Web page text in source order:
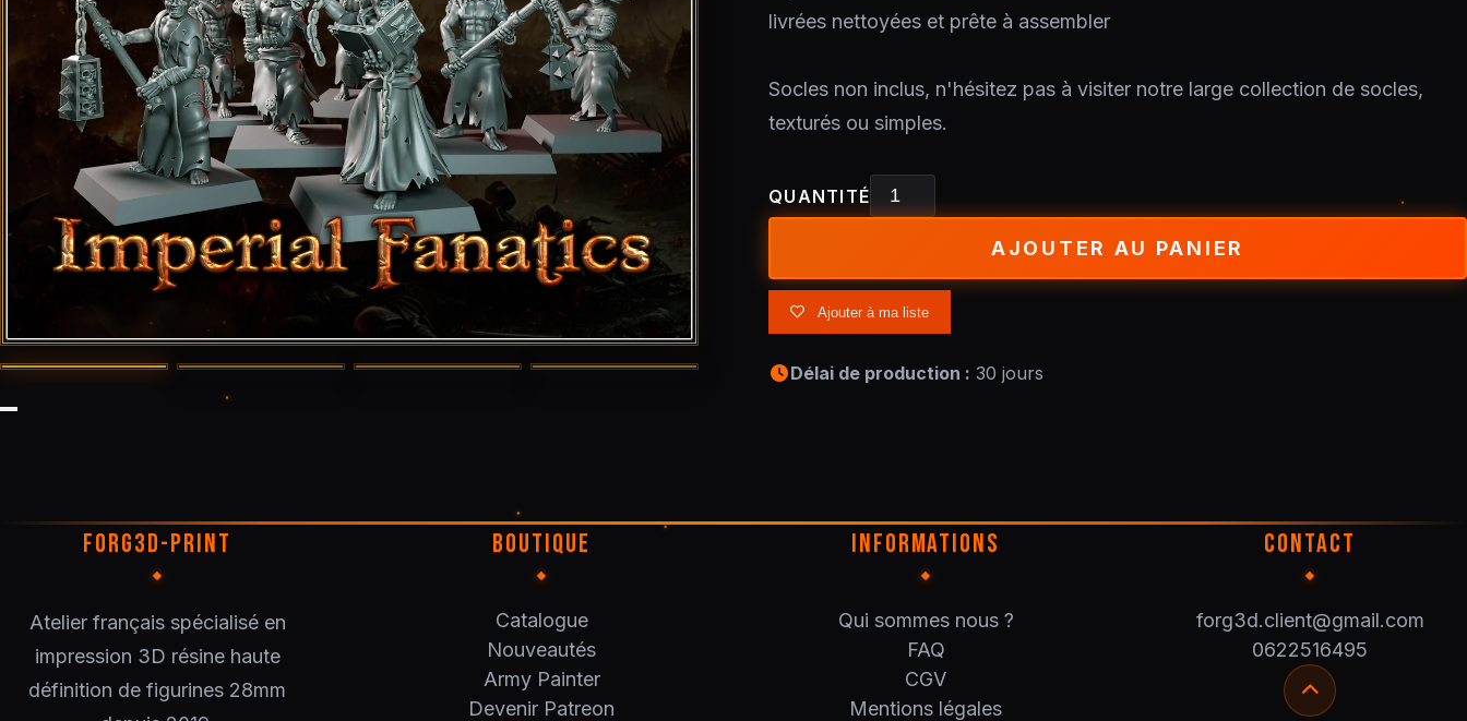
livrées nettoyées et prête à assembler
Socles non inclus, n'hésitez pas à visiter notre large collection de socles,
texturés ou simples.
QUANTITÉ
AJOUTER AU PANIER
Ajouter à ma liste
Délai de production : 30 jours
FORG3D-PRINT
Atelier français spécialisé en
impression 3D résine haute
définition de figurines 28mm
BOUTIQUE
Catalogue
Nouveautés
Army Painter
Devenir Patreon
INFORMATIONS
Qui sommes nous ?
FAQ
CGV
Mentions légales
CONTACT
forg3d.client@gmail.com
0622516495